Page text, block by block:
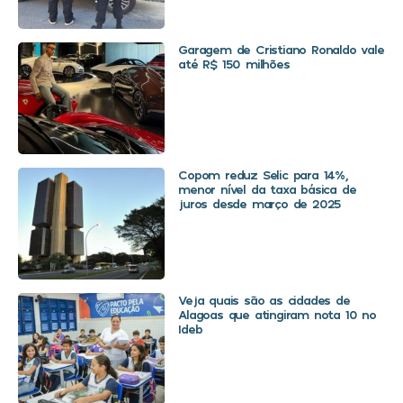
Garagem de Cristiano Ronaldo vale
até R$ 150 milhões
Copom reduz Selic para 14%,
menor nível da taxa básica de
juros desde março de 2025
Veja quais são as cidades de
Alagoas que atingiram nota 10 no
Ideb